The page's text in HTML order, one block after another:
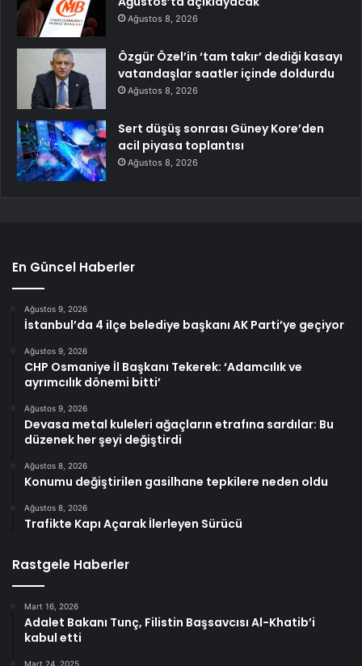
Ağustos 8, 2026
Özgür Özel’in ‘tam takır’ dediği kasayı
vatandaşlar saatler içinde doldurdu
Ağustos 8, 2026
Sert düşüş sonrası Güney Kore’den
acil piyasa toplantısı
Ağustos 8, 2026
En Güncel Haberler
Ağustos 9, 2026
İstanbul’da 4 ilçe belediye başkanı AK Parti’ye geçiyor
Ağustos 9, 2026
CHP Osmaniye İl Başkanı Tekerek: ‘Adamcılık ve
ayrımcılık dönemi bitti’
Ağustos 9, 2026
Devasa metal kuleleri ağaçların etrafına sardılar: Bu
düzenek her şeyi değiştirdi
Ağustos 8, 2026
Konumu değiştirilen gasilhane tepkilere neden oldu
Ağustos 8, 2026
Trafikte Kapı Açarak İlerleyen Sürücü
Rastgele Haberler
Mart 16, 2026
Adalet Bakanı Tunç, Filistin Başsavcısı Al-Khatib’i
kabul etti
Mart 24, 2025